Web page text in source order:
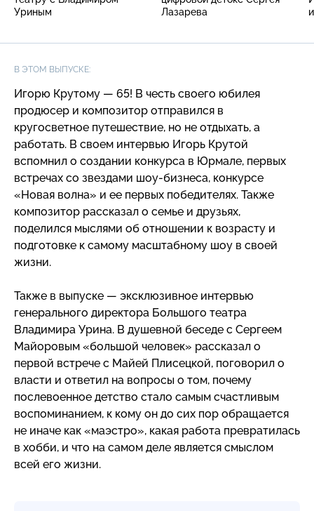
Уриным
Лазарева
В ЭТОМ ВЫПУСКЕ:
Игорю Крутому — 65! В честь своего юбилея
продюсер и композитор отправился в
кругосветное путешествие, но не отдыхать, а
работать. В своем интервью Игорь Крутой
вспомнил о создании конкурса в Юрмале, первых
встречах со звездами шоу-бизнеса, конкурсе
«Новая волна» и ее первых победителях. Также
композитор рассказал о семье и друзьях,
поделился мыслями об отношении к возрасту и
подготовке к самому масштабному шоу в своей
жизни.
Также в выпуске — эксклюзивное интервью
генерального директора Большого театра
Владимира Урина. В душевной беседе с Сергеем
Майоровым «большой человек» рассказал о
первой встрече с Майей Плисецкой, поговорил о
власти и ответил на вопросы о том, почему
послевоенное детство стало самым счастливым
воспоминанием, к кому он до сих пор обращается
не иначе как «маэстро», какая работа превратилась
в хобби, и что на самом деле является смыслом
всей его жизни.